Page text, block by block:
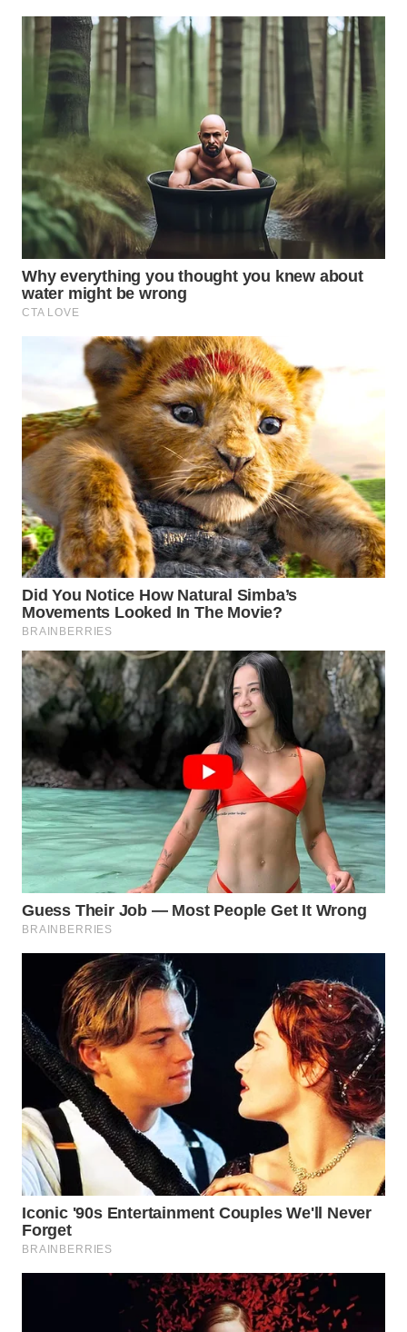
WAHANANEWS
ID
WAHANANEWS
CO ID
WAHANANEWS
NET
WAHANA
SPORT
WAHANA
WAHANA
SELEB
WAHANA
PERSONA
WAHANA
OTOMOTIF
WAHANA
HEALTH
WAHANA
DESA
WISATA
LAPAK
WAHANA
Wahana
Network
LISTRIK
MASYARAKAT
KELISTRIKAN
WALINKI
ID
MAWAKA
ID
MARTABAT
NET
PLN
WATCH